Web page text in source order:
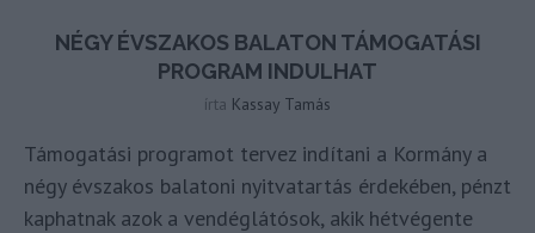
NÉGY ÉVSZAKOS BALATON TÁMOGATÁSI
PROGRAM INDULHAT
írta Kassay Tamás
Támogatási programot tervez indítani a Kormány a
négy évszakos balatoni nyitvatartás érdekében, pénzt
kaphatnak azok a vendéglátósok, akik hétvégente